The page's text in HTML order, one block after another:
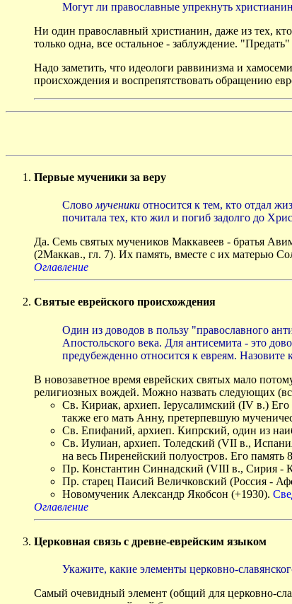
Могут ли православные упрекнуть
Ни один православный христианин, даже из тех,
только одна, все остальное - заблуждение.
Надо заметить, что идеологи раввинизма и
происхождения и воспрепятствовать обращению
Первые мученики за веру
Слово мученики относится к тем, кто отдал
почитала тех, кто жил и погиб задолго до
Да. Семь святых мучеников Маккавеев - братья
(2Маккав., гл. 7). Их память, вместе с их матерью
Оглавление
Святые еврейского происхождения
Один из доводов в пользу "православного
Апостольского века. Для антисемита - это
предубежденно относится к евреям. Назовите
В новозаветное время еврейских святых мало
религиозных вождей. Можно назвать следующих
Св. Кириак, архиеп. Iерусалимский (IV в.) Его
также его мать Анну, претерпевшую
Св. Епифаний, архиеп. Кипрский, один из
Св. Иулиан, архиеп. Толедский (VII в.,
на весь Пиренейский полуостров. Его память
Пр. Константин Синнадский (VIII в., Сирия -
Пр. старец Паисий Величковский (Россия -
Новомученик Александр Якобсон (+1930).
Оглавление
Церковная связь с древне-еврейским языком
Укажите, какие элементы церковно-
Самый очевидный элемент (общий для церковно-